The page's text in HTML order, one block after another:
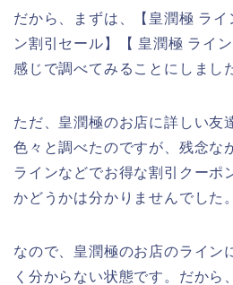
だから、まずは、【皇潤極 ラ
ン割引セール】【 皇潤極 ライ
感じで調べてみることにしまし
ただ、皇潤極のお店に詳しい友
色々と調べたのですが、残念な
ラインなどでお得な割引クーポ
かどうかは分かりませんでした。
なので、皇潤極のお店のライン
く分からない状態です。だから